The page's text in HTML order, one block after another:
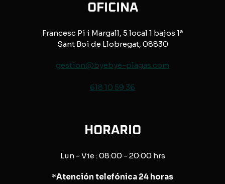
OFICINA
Francesc Pi i Margall, 5 local 1 bajos 1ª
Sant Boi de Llobregat, 08830
gestion@byebye-plagas.com
618 10 59 36
HORARIO
Lun - Vie : 08:00 - 20:00 hrs
*Atención telefónica 24 horas